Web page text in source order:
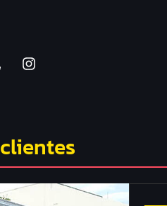
clientes